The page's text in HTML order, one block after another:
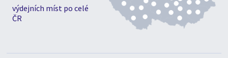
výdejních míst po celé
ČR